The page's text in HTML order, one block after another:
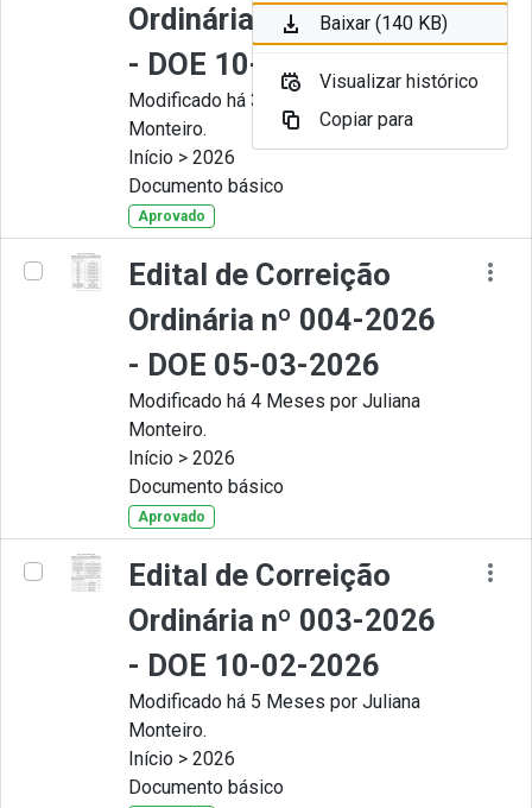
Ordinária nº 005-2026
- DOE 10-04-2026
Modificado há 3 Meses por Juliana
Monteiro.
Início > 2026
Documento básico
Aprovado
Edital de Correição
Ordinária nº 004-2026
- DOE 05-03-2026
Modificado há 4 Meses por Juliana
Monteiro.
Início > 2026
Documento básico
Aprovado
Edital de Correição
Ordinária nº 003-2026
- DOE 10-02-2026
Modificado há 5 Meses por Juliana
Monteiro.
Início > 2026
Documento básico
Baixar (140 KB)
Visualizar histórico
Copiar para